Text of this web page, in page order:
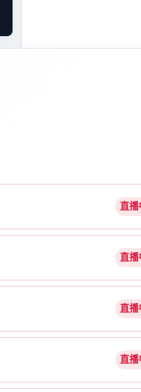
直播
直播
直播
直播